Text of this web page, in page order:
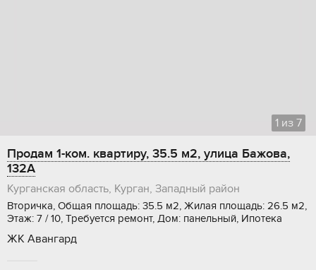
1 из 7
Продам 1-ком. квартиру, 35.5 м2, улица Бажова,
132А
Курганская область, Курган, Западный район
Вторичка, Общая площадь: 35.5 м2, Жилая площадь: 26.5 м2,
Этаж: 7 / 10, Требуется ремонт, Дом: панельный, Ипотека
ЖК Авангард